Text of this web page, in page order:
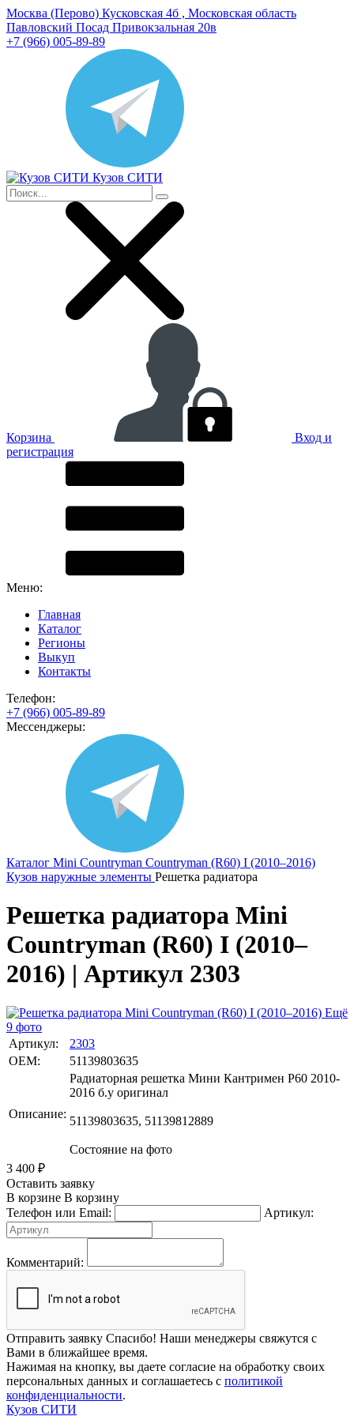
Москва (Перово) Кусковская 4б , Московская область
Павловский Посад Привокзальная 20в
+7 (966) 005-89-89
Кузов СИТИ
Корзина
Вход и
регистрация
Меню:
Главная
Каталог
Регионы
Выкуп
Контакты
Телефон:
+7 (966) 005-89-89
Мессенджеры:
Каталог Mini Countryman Countryman (R60) I (2010–2016)
Кузов наружные элементы Решетка радиатора
Решетка радиатора Mini
Countryman (R60) I (2010–
2016) | Артикул 2303
Ещё
9 фото
Артикул:
2303
OEM:
51139803635
Описание:
Радиаторная решетка Мини Кантримен Р60 2010-
2016 б.у оригинал
51139803635, 51139812889
Состояние на фото
3 400 ₽
Оставить заявку
В корзине В корзину
Телефон или Email:
Артикул:
Комментарий:
Отправить заявку Спасибо! Наши менеджеры свяжутся с
Вами в ближайшее время.
Нажимая на кнопку, вы даете согласие на обработку своих
персональных данных и соглашаетесь с политикой
конфиденциальности.
Кузов СИТИ